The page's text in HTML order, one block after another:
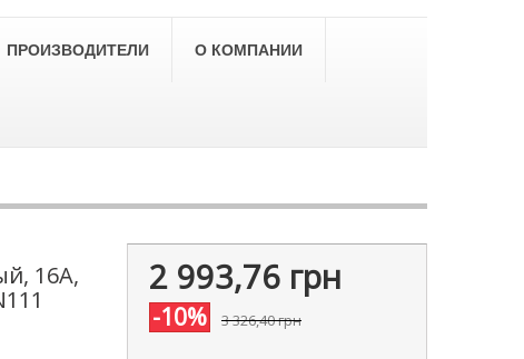
ПРОИЗВОДИТЕЛИ О КОМПАНИИ
16А,
2 993,76 грн
-10% 3 326,40 грн